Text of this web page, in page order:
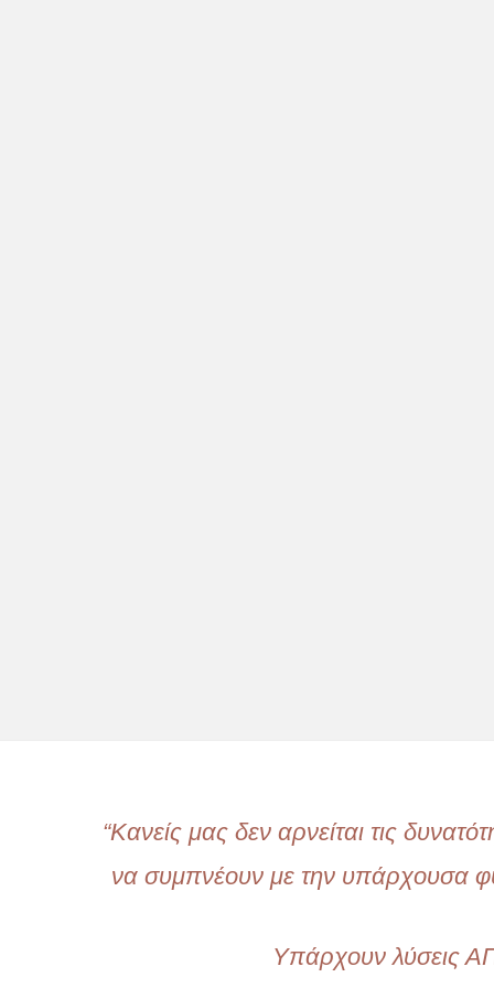
“Κανείς μας δεν αρνείται τις
να συμπνέουν με την υπάρχουσα
Υπάρχουν λύσεις